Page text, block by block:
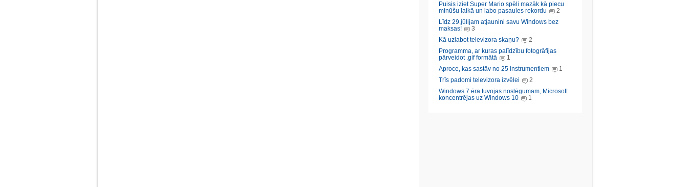
Puisis iziet Super Mario spēli mazāk kā piecu
minūšu laikā un labo pasaules rekordu
2
Līdz 29.jūlijam atjaunini savu Windows bez
maksas!
3
Kā uzlabot televizora skaņu?
2
Programma, ar kuras palīdzību fotogrāfijas
pārveidot .gif formātā
1
Aproce, kas sastāv no 25 instrumentiem
1
Trīs padomi televizora izvēlei
2
Windows 7 ēra tuvojas noslēgumam, Microsoft
koncentrējas uz Windows 10
1